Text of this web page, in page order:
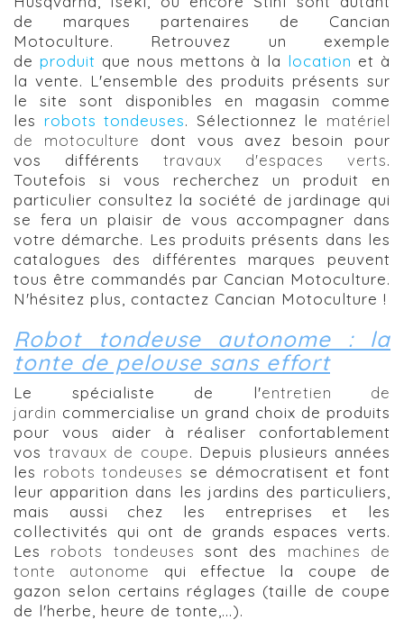
de marques partenaires de Cancian
Motoculture. Retrouvez un exemple
de produit que nous mettons à la location et à
la vente. L'ensemble des produits présents sur
le site sont disponibles en magasin comme
les robots tondeuses. Sélectionnez le matériel
de motoculture
dont vous avez besoin pour
vos différents
travaux d'espaces verts.
Toutefois si vous recherchez un produit en
particulier consultez la société de jardinage qui
se fera un plaisir de vous accompagner dans
votre démarche. Les produits présents dans les
catalogues des différentes marques peuvent
tous être commandés par Cancian Motoculture.
N'hésitez plus, contactez Cancian Motoculture !
Robot tondeuse autonome : la
tonte de pelouse sans effort
Le spécialiste de l'entretien de
jardin commercialise un grand choix de produits
pour vous aider à réaliser confortablement
vos travaux de coupe. Depuis plusieurs années
les robots tondeuses se démocratisent et font
leur apparition dans les jardins des particuliers,
mais aussi chez les entreprises et les
collectivités qui ont de grands espaces verts.
Les
robots tondeuses sont des
machines de
tonte autonome
qui effectue la coupe de
gazon selon certains réglages (taille de coupe
de l'herbe, heure de tonte,...).